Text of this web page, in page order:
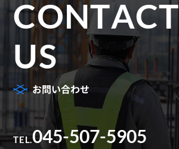
CONTACT
US
お問い合わせ
TEL.045-507-5905